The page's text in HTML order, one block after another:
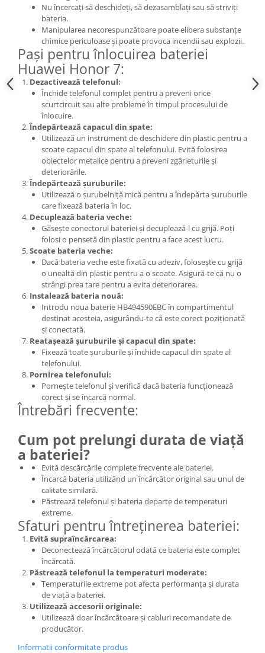
Lenovo
Motorola
Nokia
Oppo
Samsung
Vodafone
Mufa incarcare
Allview
Asus
Lenovo
Nokia
Samsung
Placi de baza
Placa de baza Allview
Alcatel
Asus
Huawei
Nokia
Oppo
Samsung
Sony
Rama mijloc telefon
Allview
Allview
LG
Nokia
Samsung
Vodafone
Touchscreen
Nu încercați să deschideți, să dezasamblați sau să striviți
bateria.
Manipularea necorespunzătoare poate elibera substanțe
chimice periculoase și poate provoca incendii sau explozii.
Pași pentru înlocuirea bateriei
Huawei Honor 7:
Dezactivează telefonul:
Închide telefonul complet pentru a preveni orice
scurtcircuit sau alte probleme în timpul procesului de
înlocuire.
Îndepărtează capacul din spate:
Utilizează un instrument de deschidere din plastic pentru a
scoate capacul din spate al telefonului. Evită folosirea
obiectelor metalice pentru a preveni zgârieturile și
deteriorările.
Îndepărtează șuruburile:
Utilizează o șurubelniță mică pentru a îndepărta șuruburile
care fixează bateria în loc.
Decuplează bateria veche:
Găsește conectorul bateriei și decuplează-l cu grijă. Poți
folosi o pensetă din plastic pentru a face acest lucru.
Scoate bateria veche:
Dacă bateria veche este fixată cu adeziv, folosește cu grijă
o unealtă din plastic pentru a o scoate. Asigură-te că nu o
strângi prea tare pentru a evita deteriorarea.
Instalează bateria nouă:
Introdu noua baterie HB494590EBC în compartimentul
destinat acesteia, asigurându-te că este corect poziționată
și conectată.
Reatașează șuruburile și capacul din spate:
Fixează toate șuruburile și închide capacul din spate al
telefonului.
Pornirea telefonului:
Pornește telefonul și verifică dacă bateria funcționează
corect și se încarcă normal.
Întrebări frecvente:
Cum pot prelungi durata de viață
a bateriei?
Evită descărcările complete frecvente ale bateriei.
Încarcă bateria utilizând un încărcător original sau unul de
calitate similară.
Păstrează telefonul și bateria departe de temperaturi
extreme.
Sfaturi pentru întreținerea bateriei:
Evită supraîncărcarea:
Deconectează încărcătorul odată ce bateria este complet
încărcată.
Păstrează telefonul la temperaturi moderate:
Temperaturile extreme pot afecta performanța și durata
de viață a bateriei.
Utilizează accesorii originale:
Utilizează doar încărcătoare și cabluri recomandate de
producător.
Informatii conformitate produs